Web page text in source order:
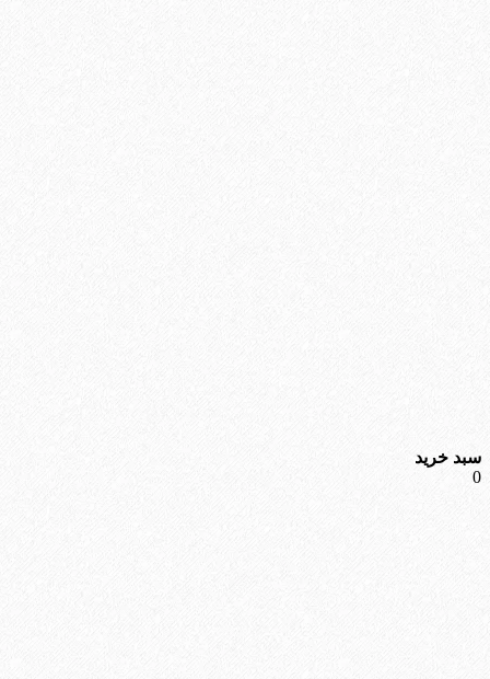
سبد خرید
0